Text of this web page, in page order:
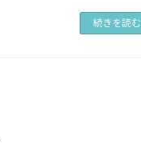
続きを読む